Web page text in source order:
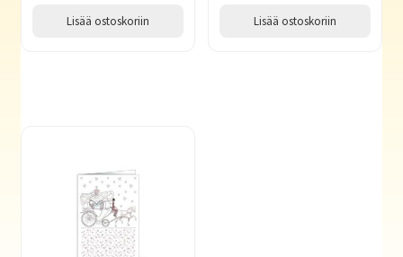
Lisää ostoskoriin Lisää ostoskoriin